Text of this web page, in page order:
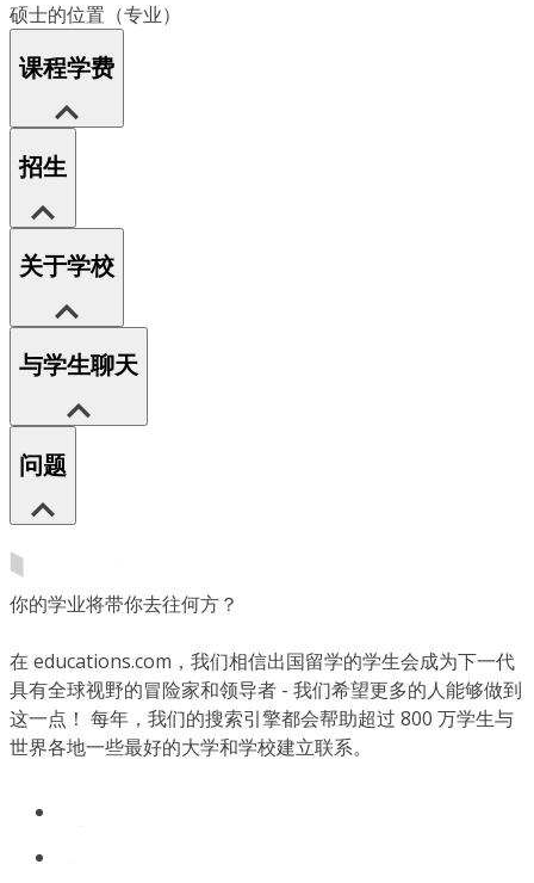
硕士的位置（专业）
课程学费
招生
关于学校
与学生聊天
问题
你的学业将带你去往何方？
在 educations.com，我们相信出国留学的学生会成为下一代
具有全球视野的冒险家和领导者 - 我们希望更多的人能够做到
这一点！ 每年，我们的搜索引擎都会帮助超过 800 万学生与
世界各地一些最好的大学和学校建立联系。